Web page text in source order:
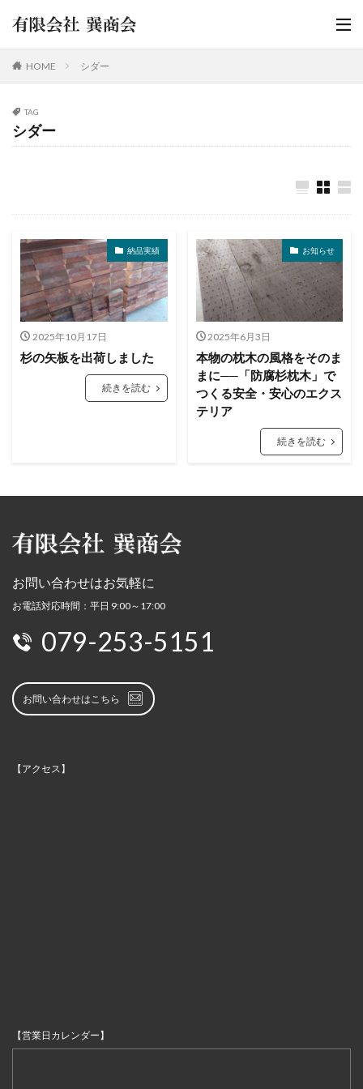
HOME シダー
TAG
シダー
納品実績
2025年10月17日
杉の矢板を出荷しました
続きを読む
お知らせ
2025年6月3日
本物の枕木の風格をそのま
まに──「防腐杉枕木」で
つくる安全・安心のエクス
テリア
続きを読む
お問い合わせはお気軽に
お電話対応時間：平日 9:00～17:00
079-253-5151
お問い合わせはこちら
【アクセス】
【営業日カレンダー】